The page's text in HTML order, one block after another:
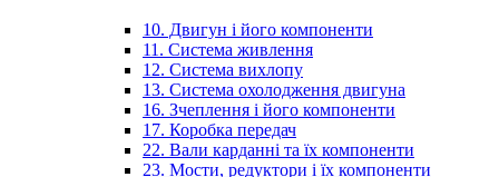
10. Двигун і його компоненти
11. Система живлення
12. Система вихлопу
13. Система охолодження двигуна
16. Зчеплення і його компоненти
17. Коробка передач
22. Вали карданні та їх компоненти
23. Мости, редуктори і їх компоненти